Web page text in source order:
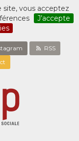
site, vous acceptez
J’accepte
RSS